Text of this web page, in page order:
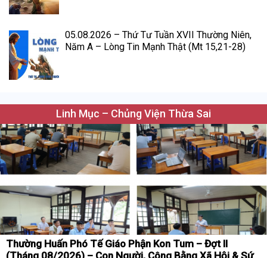
05.08.2026 – Thứ Tư Tuần XVII Thường Niên,
Năm A – Lòng Tin Mạnh Thật (Mt 15,21-28)
Linh Mục – Chủng Viện Thừa Sai
Thường Huấn Phó Tế Giáo Phận Kon Tum – Đợt II